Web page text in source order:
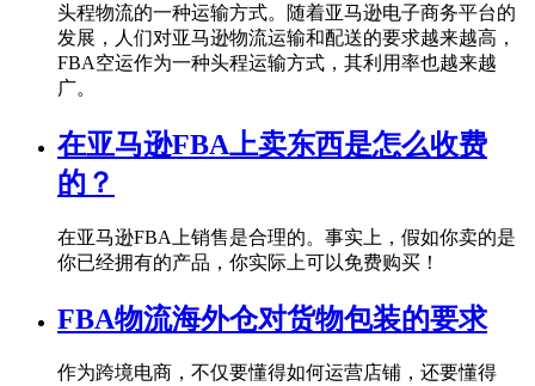
头程物流的一种运输方式。随着亚马逊电子商务平台的
发展，人们对亚马逊物流运输和配送的要求越来越高，
FBA空运作为一种头程运输方式，其利用率也越来越
广。
在亚马逊FBA上卖东西是怎么收费
的？
在亚马逊FBA上销售是合理的。事实上，假如你卖的是
你已经拥有的产品，你实际上可以免费购买！
FBA物流海外仓对货物包装的要求
作为跨境电商，不仅要懂得如何运营店铺，还要懂得